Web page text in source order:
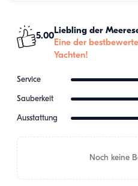
5.00
Liebling der
Eine der
Yachten!
Service
Sauberkeit
Ausstattung
Noch keine